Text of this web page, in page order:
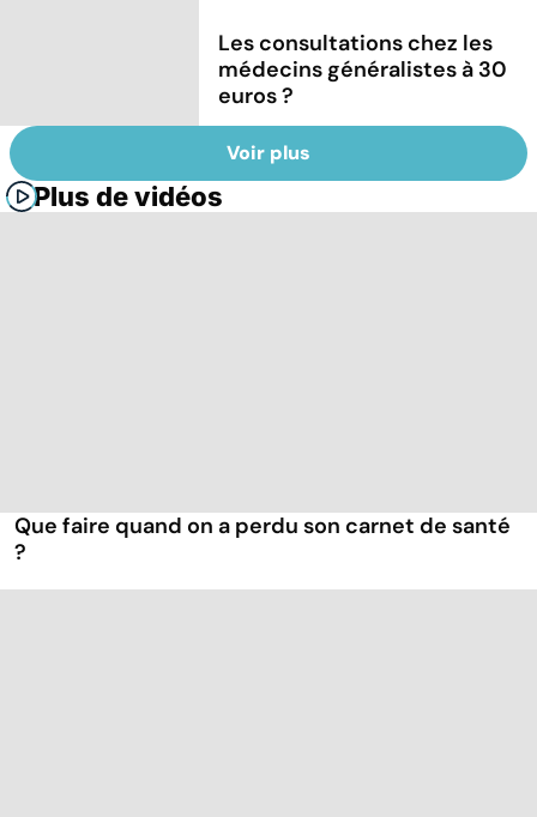
Les consultations chez les
médecins généralistes à 30
euros ?
Voir plus
Plus de vidéos
Que faire quand on a perdu son carnet de santé
?